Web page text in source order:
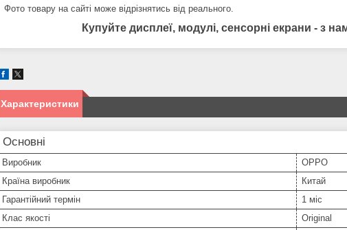
Фото товару на сайті може відрізнятись від реального.
Купуйте дисплеї, модулі, сенсорні екрани - з
Характеристики
Основні
Виробник
OPPO
Країна виробник
Китай
Гарантійний термін
1 міс
Клас якості
Original